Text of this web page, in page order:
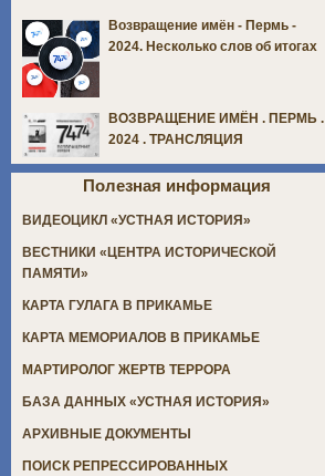
Возвращение имён - Пермь -
2024. Несколько слов об итогах
ВОЗВРАЩЕНИЕ ИМЁН . ПЕРМЬ .
2024 . ТРАНСЛЯЦИЯ
Полезная информация
ВИДЕОЦИКЛ «УСТНАЯ ИСТОРИЯ»
ВЕСТНИКИ «ЦЕНТРА ИСТОРИЧЕСКОЙ
ПАМЯТИ»
КАРТА ГУЛАГА В ПРИКАМЬЕ
КАРТА МЕМОРИАЛОВ В ПРИКАМЬЕ
МАРТИРОЛОГ ЖЕРТВ ТЕРРОРА
БАЗА ДАННЫХ «УСТНАЯ ИСТОРИЯ»
АРХИВНЫЕ ДОКУМЕНТЫ
ПОИСК РЕПРЕССИРОВАННЫХ